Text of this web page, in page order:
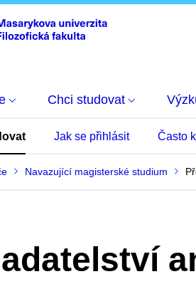
Chci studovat
Jak se přihlásit Často
Navazující magisterské studium